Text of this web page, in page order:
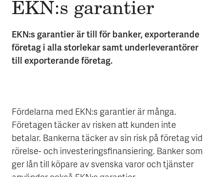
EKN:s garantier
EKN:s garantier är till för banker, exporterande
företag i alla storlekar samt underleverantörer
till exporterande företag.
Fördelarna med EKN:s garantier är många.
Företagen täcker av risken att kunden inte
betalar. Bankerna täcker av sin risk på företag vid
rörelse- och investeringsfinansiering. Banker som
ger lån till köpare av svenska varor och tjänster